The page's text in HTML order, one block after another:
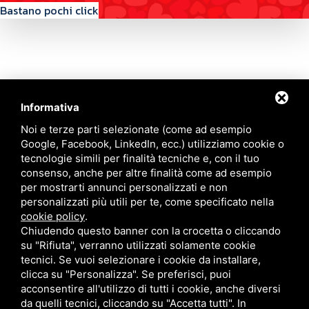
Informativa
Noi e terze parti selezionate (come ad esempio
Google, Facebook, LinkedIn, ecc.) utilizziamo cookie o
tecnologie simili per finalità tecniche e, con il tuo
consenso, anche per altre finalità come ad esempio
per mostrarti annunci personalizzati e non
personalizzati più utili per te, come specificato nella
cookie policy.
Chiudendo questo banner con la crocetta o cliccando
su "Rifiuta", verranno utilizzati solamente cookie
tecnici. Se vuoi selezionare i cookie da installare,
clicca su "Personalizza". Se preferisci, puoi
acconsentire all'utilizzo di tutti i cookie, anche diversi
da quelli tecnici, cliccando su "Accetta tutti". In
Bastano pochi click
Contattaci
Via Quinto Bucci, 205, 47521 Cesena (FC)
+39 0543 31536
+39 320 6635083
info@amiciziaeamore.it
Links
Chi siamo
Crea il tuo profilo
Franchising
Annunci
Blog
Contatti